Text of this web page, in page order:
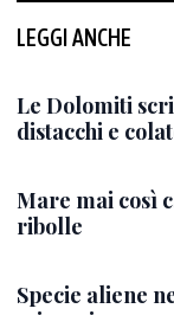
LEGGI ANCHE
Le Dolomiti
distacchi e
Mare mai così
ribolle
Specie aliene